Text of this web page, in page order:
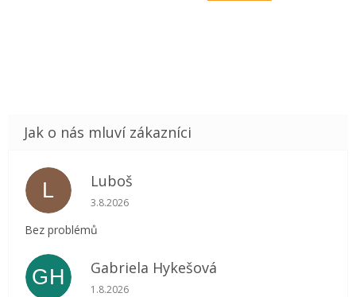
L Luboš
Hodnocení obchodu je 5 z 5 hvězdiček.
3.8.2026
Bez problémů
GH Gabriela Hykešová
Hodnocení obchodu je 5 z 5 hvězdiček.
1.8.2026